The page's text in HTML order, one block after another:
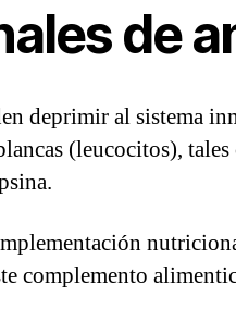
de
deprimir al sistema
(leucocitos),
complemento